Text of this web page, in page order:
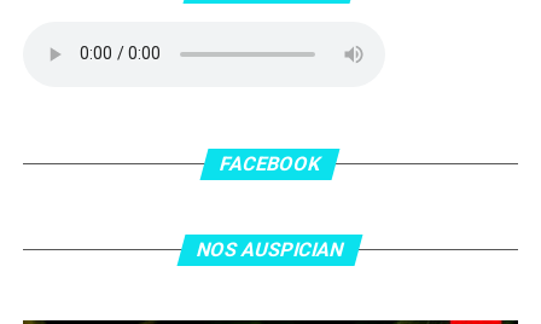
FACEBOOK
NOS AUSPICIAN